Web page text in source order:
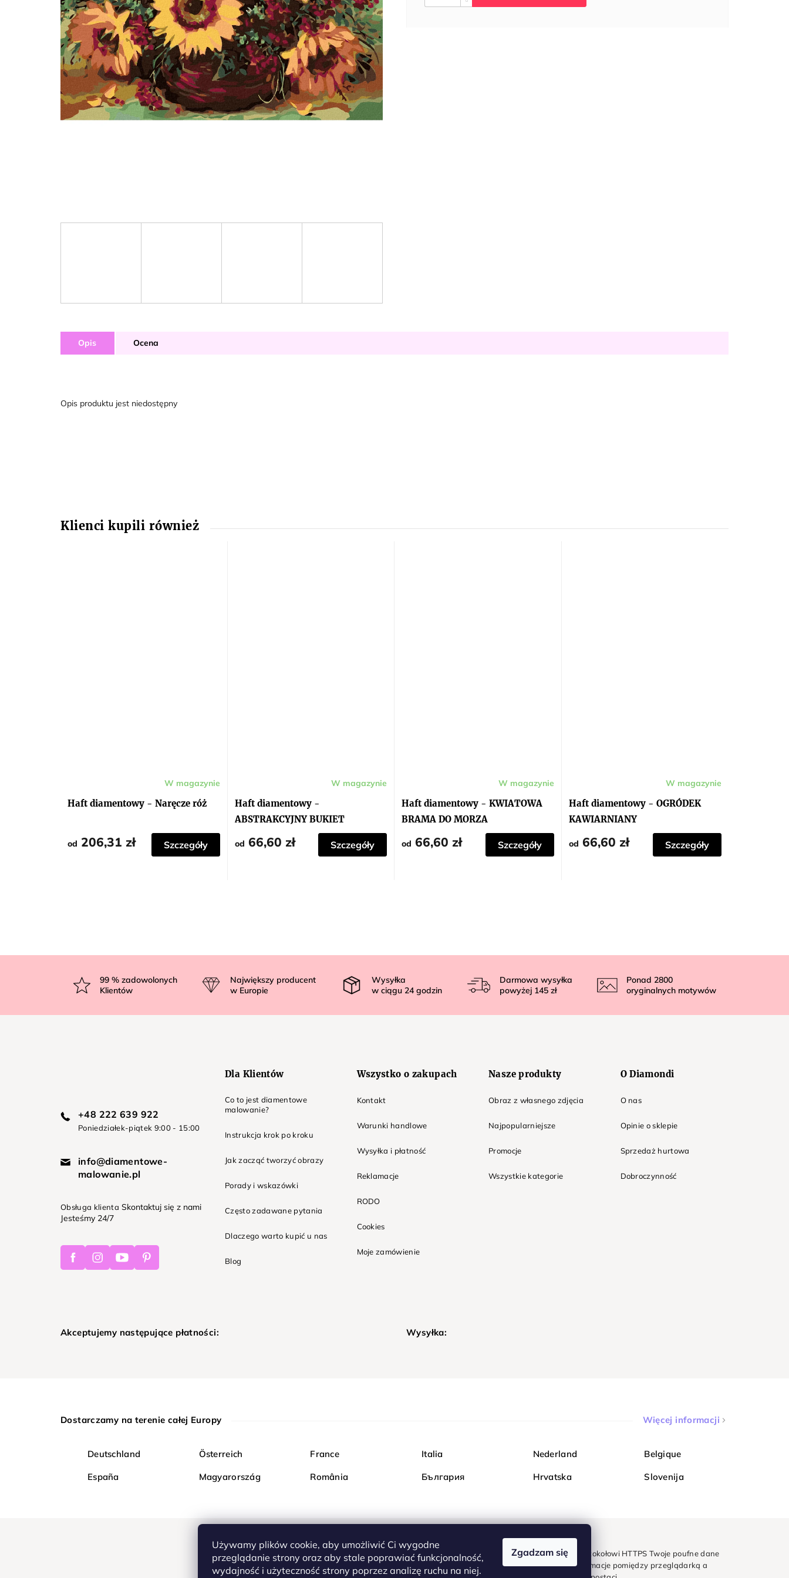
Używamy plików cookie, aby umożliwić Ci wygodne
przeglądanie strony oraz aby stale poprawiać funkcjonalność,
wydajność i użyteczność strony poprzez analizę ruchu na niej.
Zgadzam się
Opis Ocena
Opis produktu jest niedostępny
Haft diamentowy - Naręcze róż
W magazynie
od 206,31 zł Szczegóły
Haft diamentowy -
ABSTRAKCYJNY BUKIET
WIOSENNYCH KWIATÓW
W magazynie
od 66,60 zł Szczegóły
Haft diamentowy - KWIATOWA
BRAMA DO MORZA
W magazynie
od 66,60 zł Szczegóły
Haft diamentowy - OGRÓDEK
KAWIARNIANY
W magazynie
od 66,60 zł Szczegóły
p
99% zadowolonych
Klientów
Największy producent
w Europie
Wysyłka
w ciągu 24 godzin
Darmowa wysyłka
powyżej 145 zł
Ponad 2800
oryginalnych motywów
+48 222 639 922
Poniedziałek-piątek 9:00 - 15:00
info@diamentowe-
malowanie.pl
Obsługa klienta Skontaktuj się z nami
Jesteśmy 24/7
FacebookInstagramYoutubePinterest
Dla Klientów
Co to jest diamentowe
malowanie?
Instrukcja krok po kroku
Jak zacząć tworzyć obrazy
Porady i wskazówki
Często zadawane pytania
Dlaczego warto kupić u nas
Blog
Wszystko o zakupach
Kontakt
Warunki handlowe
Wysyłka i płatność
Reklamacje
RODO
Cookies
Moje zamówienie
Nasze produkty
Obraz z własnego zdjęcia
Najpopularniejsze
Promocje
Wszystkie kategorie
O Diamondi
O nas
Opinie o sklepie
Sprzedaż hurtowa
Dobroczynność
Akceptujemy następujące płatności: Wysyłka:
Dostarczamy na terenie całej Europy Więcej informacji
Deutschland Österreich France Italia Nederland Belgique
España Magyarország România България Hrvatska Slovenija
Kupuj bezpiecznie w Diamondi. Dzięki protokołowi HTTPS Twoje poufne dane
są całkowicie bezpieczne - wszystkie informacje pomiędzy przeglądarką a